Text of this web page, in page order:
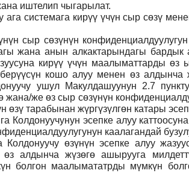
иштелип чыгарылат.
ага системага кирүү үчүн сыр сөзү
сыр сөзүнүн
жана анын алкактарындагы бардык
кирүү үчүн маалыматтарды
кошо алуу менен өз алдынча
ушул Макулдашуунун 2.7
жана/же өз сыр сөзүнүн
өзү тарабынан жүргүзүлгөн катары
Колдонуучунун эсепке алуу
каалагандай
Колдонуучу өзүнүн эсепке алуу
алдынча жүзөгө ашырууга
болгон маалымататрды мүмкүн